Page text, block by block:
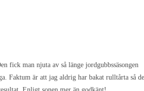
i. Den fick man njuta av så länge
bakat den, fram till idag vill säga. Faktum